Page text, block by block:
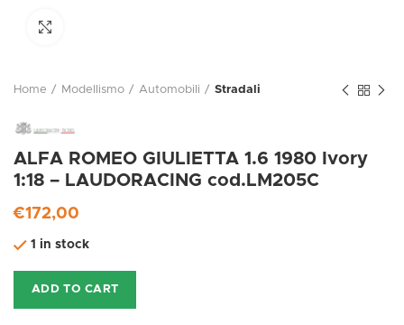
Home Modellismo Automobili Stradali
ALFA ROMEO GIULIETTA 1.6 1980 Ivory
1:18 – LAUDORACING cod.LM205C
€172,00
1 in stock
ADD TO CART